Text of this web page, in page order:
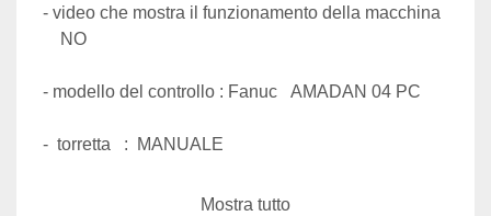
- video che mostra il funzionamento della macchina
NO
- modello del controllo : Fanuc   AMADAN 04 PC
-  torretta   :  MANUALE
-  dotazione degli utensili  :  SI COMPLETO
Mostra tutto